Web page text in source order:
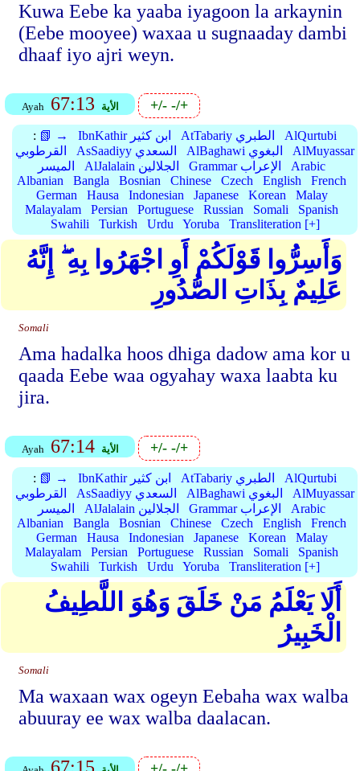
Kuwa Eebe ka yaaba iyagoon la arkaynin
(Eebe mooyee) waxaa u sugnaaday dambi
dhaaf iyo ajri weyn.
Ayah 67:13 الأية +/--/+
: 📗 → IbnKathir ابن كثير AtTabariy الطبري
AlQurtubi
القرطوبي
AsSaadiyy السعدي AlBaghawi البغوي
AlMuyassar
الميسر
AlJalalain الجلالين Grammar الإعراب
Arabic
Albanian
Bangla Bosnian Chinese Czech English
French
German
Hausa Indonesian Japanese Korean
Malay
Malayalam
Persian Portuguese Russian Somali
Spanish
Swahili
Turkish Urdu Yoruba Transliteration [+]
وَأَسِرُّوا قَوْلَكُمْ أَوِ اجْهَرُوا بِهِ ۖ إِنَّهُ
عَلِيمٌ بِذَاتِ الصُّدُورِ
Somali
Ama hadalka hoos dhiga dadow ama kor u
qaada Eebe waa ogyahay waxa laabta ku
jira.
Ayah 67:14 الأية +/--/+
: 📗 → IbnKathir ابن كثير AtTabariy الطبري
AlQurtubi
القرطوبي
AsSaadiyy السعدي AlBaghawi البغوي
AlMuyassar
الميسر
AlJalalain الجلالين Grammar الإعراب
Arabic
Albanian
Bangla Bosnian Chinese Czech English
French
German
Hausa Indonesian Japanese Korean
Malay
Malayalam
Persian Portuguese Russian Somali
Spanish
Swahili
Turkish Urdu Yoruba Transliteration [+]
أَلَا يَعْلَمُ مَنْ خَلَقَ وَهُوَ اللَّطِيفُ
الْخَبِيرُ
Somali
Ma waxaan wax ogeyn Eebaha wax walba
abuuray ee wax walba daalacan.